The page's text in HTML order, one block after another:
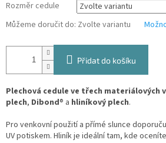
Rozměr cedule
Můžeme doručit do: Zvolte variantu
Přidat do košíku
Plechová cedule ve třech materiálových
plech, Dibond® a hliníkový plech.
Pro venkovní použití a přímé slunce
UV potiskem. Hliník je ideální tam, kde